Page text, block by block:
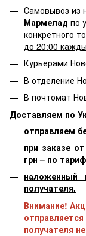
Самовывоз из
Мармелад по
конкретного
до 20:00
Курьерами
В отделение
В почтомат
Доставляем по
отправляем
при заказе
грн – по
наложенный
получателя.
Внимание!
получателя